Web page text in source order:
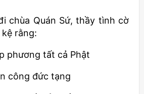
chùa Quán Sứ, thầy tình cờ
rằng:
phương tất cả Phật
công đức tạng